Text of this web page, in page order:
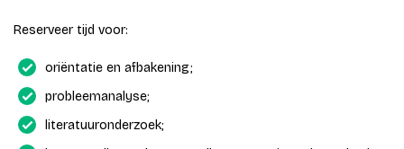
Reserveer tijd voor:
oriëntatie en afbakening;
probleemanalyse;
literatuuronderzoek;